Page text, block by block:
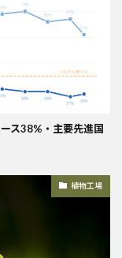
ス38%・主要先進国
植物工場